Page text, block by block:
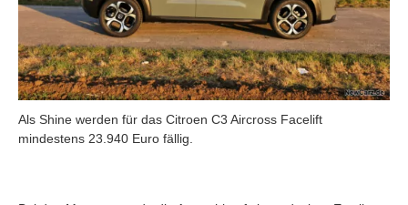
Als Shine werden für das Citroen C3 Aircross Facelift
mindestens 23.940 Euro fällig.